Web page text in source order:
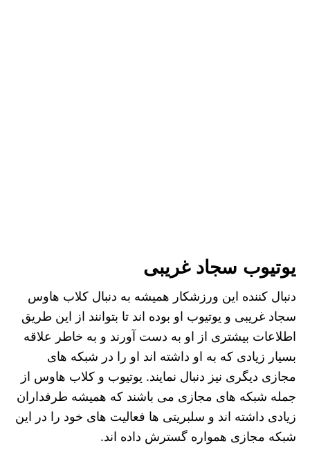
یوتیوب سجاد غریبی
دنبال کننده این ورزشکار همیشه به دنبال کلاب هاوس
سجاد غریبی و یوتیوب او بوده اند تا بتوانند از این طریق
اطلاعات بیشتری از او به دست آورند و به خاطر علاقه
بسیار زیادی که به او داشته اند او را در شبکه های
مجازی دیگری نیز دنبال نمایند. یوتیوب و کلاب هاوس از
جمله شبکه های مجازی می باشند که همیشه طرفداران
زیادی داشته اند و سلبریتی ها فعالیت های خود را در این
شبکه مجازی همواره گسترش داده اند.